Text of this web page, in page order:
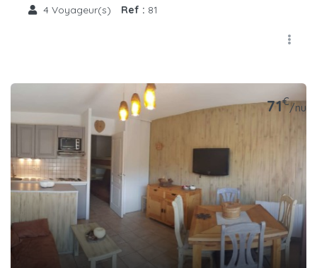
4 Voyageur(s) Ref : 81
71€/nuit